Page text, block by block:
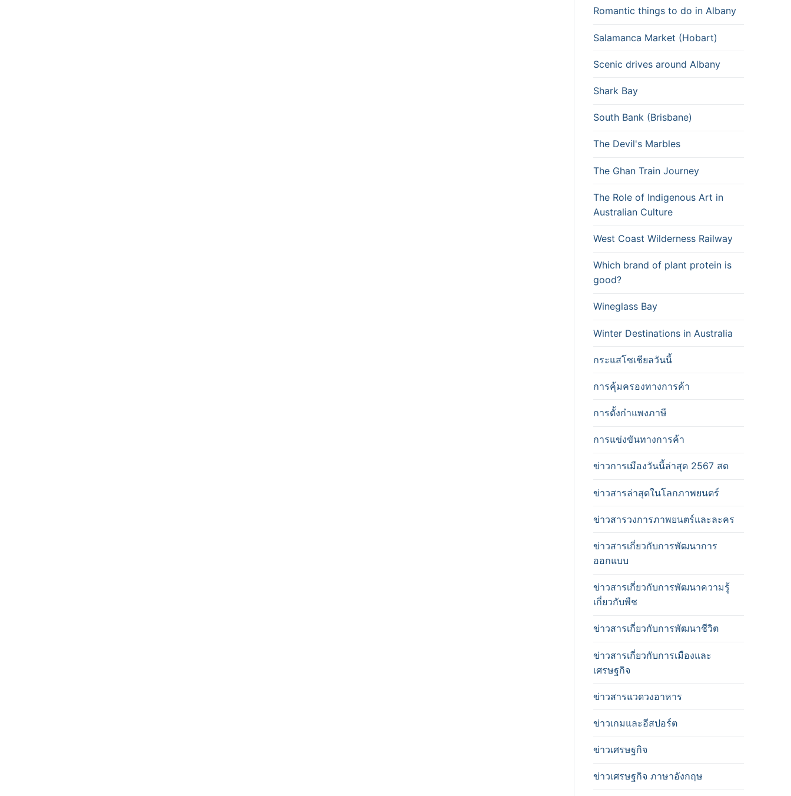
Romantic things to do in Albany
Salamanca Market (Hobart)
Scenic drives around Albany
Shark Bay
South Bank (Brisbane)
The Devil's Marbles
The Ghan Train Journey
The Role of Indigenous Art in
Australian Culture
West Coast Wilderness Railway
Which brand of plant protein is
good?
Wineglass Bay
Winter Destinations in Australia
กระแสโซเชียลวันนี้
การคุ้มครองทางการค้า
การตั้งกำแพงภาษี
การแข่งขันทางการค้า
ข่าวการเมืองวันนี้ล่าสุด 2567 สด
ข่าวสารล่าสุดในโลกภาพยนตร์
ข่าวสารวงการภาพยนตร์และละคร
ข่าวสารเกี่ยวกับการพัฒนาการ
ออกแบบ
ข่าวสารเกี่ยวกับการพัฒนาความรู้
เกี่ยวกับพืช
ข่าวสารเกี่ยวกับการพัฒนาชีวิต
ข่าวสารเกี่ยวกับการเมืองและ
เศรษฐกิจ
ข่าวสารแวดวงอาหาร
ข่าวเกมและอีสปอร์ต
ข่าวเศรษฐกิจ
ข่าวเศรษฐกิจ ภาษาอังกฤษ